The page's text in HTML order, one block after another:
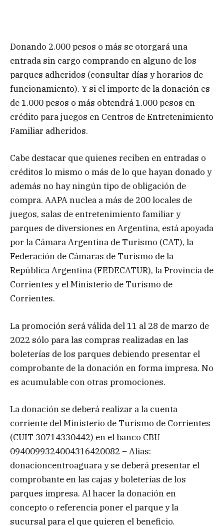
Donando 2.000 pesos o más se otorgará una
entrada sin cargo comprando en alguno de los
parques adheridos (consultar días y horarios de
funcionamiento). Y si el importe de la donación es
de 1.000 pesos o más obtendrá 1.000 pesos en
crédito para juegos en Centros de Entretenimiento
Familiar adheridos.
Cabe destacar que quienes reciben en entradas o
créditos lo mismo o más de lo que hayan donado y
además no hay ningún tipo de obligación de
compra. AAPA nuclea a más de 200 locales de
juegos, salas de entretenimiento familiar y
parques de diversiones en Argentina, está apoyada
por la Cámara Argentina de Turismo (CAT), la
Federación de Cámaras de Turismo de la
República Argentina (FEDECATUR), la Provincia de
Corrientes y el Ministerio de Turismo de
Corrientes.
La promoción será válida del 11 al 28 de marzo de
2022 sólo para las compras realizadas en las
boleterías de los parques debiendo presentar el
comprobante de la donación en forma impresa. No
es acumulable con otras promociones.
La donación se deberá realizar a la cuenta
corriente del Ministerio de Turismo de Corrientes
(CUIT 30714330442) en el banco CBU
0940099324004316420082 – Alias:
donacioncentroaguara y se deberá presentar el
comprobante en las cajas y boleterías de los
parques impresa. Al hacer la donación en
concepto o referencia poner el parque y la
sucursal para el que quieren el beneficio.